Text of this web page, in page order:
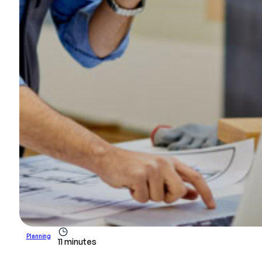
Planning
11 minutes